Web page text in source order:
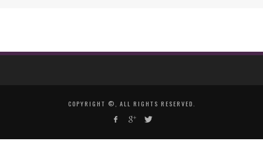
COPYRIGHT ©, ALL RIGHTS RESERVED.